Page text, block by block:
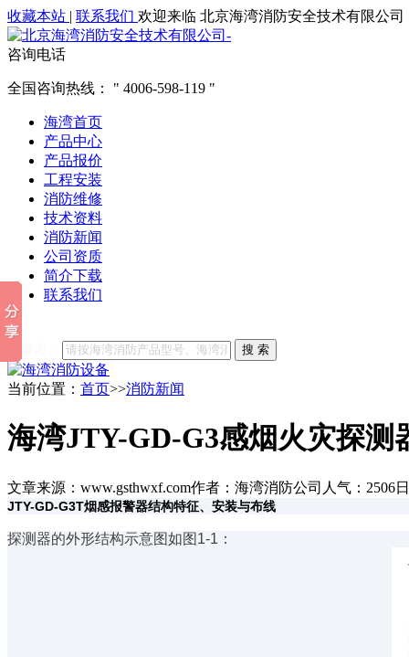
收藏本站 | 联系我们 欢迎来临 北京海湾消防安全技术有限公司
咨询电话
全国咨询热线： 4006-598-119
海湾首页
产品中心
产品报价
工程安装
消防维修
技术资料
消防新闻
公司资质
简介下载
联系我们
他们都在搜索:
搜 索
当前位置： 首页>>消防新闻
海湾JTY-GD-G3感烟火灾探测
文章来源：www.gsthwxf.com作者：海湾消防公司 人气：2506
JTY-GD-G3T烟感报警器结构特征、安装与布线
探测器的外形结构示意图如图1-1：